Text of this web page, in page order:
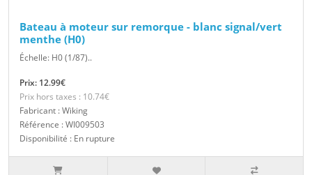
Bateau à moteur sur remorque - blanc signal/vert
menthe (H0)
Échelle: H0 (1/87)..
Prix: 12.99€
Prix hors taxes : 10.74€
Fabricant : Wiking
Référence : WI009503
Disponibilité : En rupture